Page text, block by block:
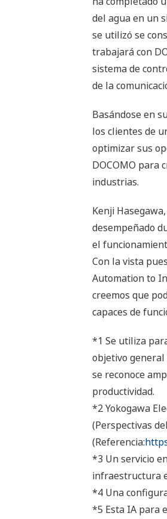
del agua en un
se utilizó se
trabajará con
sistema de
de la
Basándose en
los clientes de
optimizar sus
DOCOMO para
industrias.
Kenji
desempeñado
el
Con la vista
Automation to
creemos que
capaces de
*1 Se utiliza
objetivo general
se reconoce
productividad.
*2 Yokogawa
(Perspectivas
(Referencia
*3 Un servicio
infraestructura
*4 Una
*5 Esta IA para